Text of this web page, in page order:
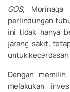
GOS, Morinaga
perlindungan
ini tidak hanya
jarang sakit,
untuk
Dengan
melakukan